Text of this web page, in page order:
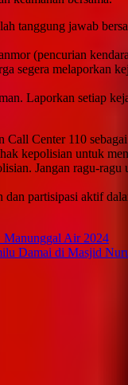
tanggung jawab
(pencurian
segera melaporkan
Laporkan setiap
Center 110
kepolisian untuk
Jangan ragu-
partisipasi aktif
Manunggal Air 2024
Damai di Masjid